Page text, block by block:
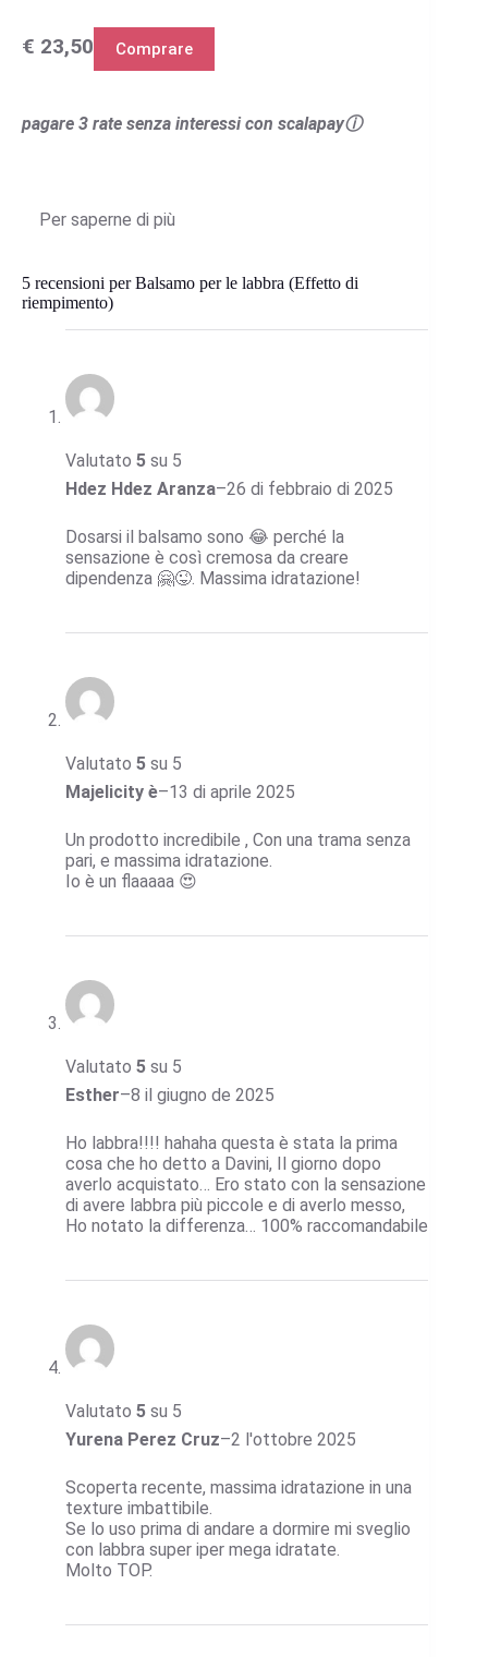
€ 23,50 Comprare
pagare 3 rate senza interessi con scalapayⓘ
Per saperne di più
5 recensioni perBalsamo per le labbra (Effetto di
riempimento)
Valutato 5 su 5
Hdez Hdez Aranza–26 di febbraio di 2025
Dosarsi il balsamo sono 😂 perché la
sensazione è così cremosa da creare
dipendenza 🤗😜. Massima idratazione!
Valutato 5 su 5
Majelicity è–13 di aprile 2025
Un prodotto incredibile , Con una trama senza
pari, e massima idratazione.
Io è un flaaaaa 😍
Valutato 5 su 5
Esther–8 il giugno de 2025
Ho labbra!!!! hahaha questa è stata la prima
cosa che ho detto a Davini, Il giorno dopo
averlo acquistato… Ero stato con la sensazione
di avere labbra più piccole e di averlo messo,
Ho notato la differenza… 100% raccomandabile
Valutato 5 su 5
Yurena Perez Cruz–2 l'ottobre 2025
Scoperta recente, massima idratazione in una
texture imbattibile.
Se lo uso prima di andare a dormire mi sveglio
con labbra super iper mega idratate.
Molto TOP.